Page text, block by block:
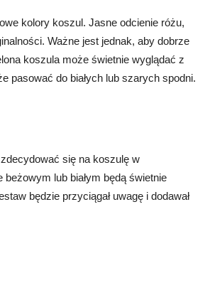
kolory koszul. Jasne odcienie różu,
Ważne jest jednak, aby dobrze
koszula może świetnie wyglądać z
pasować do białych lub szarych spodni.
się na koszulę w
lub białym będą świetnie
będzie przyciągał uwagę i dodawał